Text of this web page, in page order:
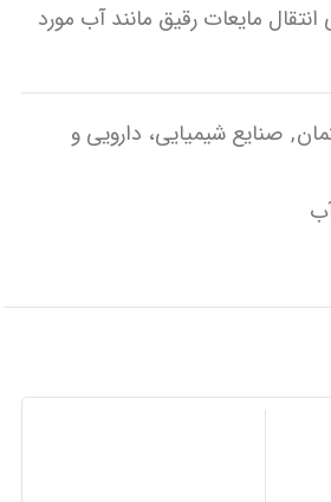
80/200 برای انتقال مایعات رقیق مانند آب مورد
, صنایع شیمیایی، دارویی و